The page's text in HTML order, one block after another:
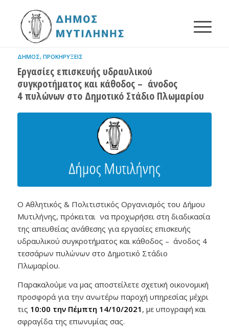
ΔΉΜΟΣ, ΠΡΟΚΗΡΎΞΕΙΣ
Εργασίες επισκευής υδραυλικού
συγκροτήματος και κάθοδος – άνοδος
4 πυλώνων στο Δημοτικό Στάδιο Πλωμαρίου
Ο Αθλητικός & Πολιτιστικός Οργανισμός του Δήμου
Μυτιλήνης, πρόκειται να προχωρήσει στη διαδικασία
της απευθείας ανάθεσης για εργασίες επισκευής
υδραυλικού συγκροτήματος και κάθοδος – άνοδος 4
τεσσάρων πυλώνων στο Δημοτικό Στάδιο
Πλωμαρίου.
Παρακαλούμε να μας αποστείλετε σχετική οικονομική
προσφορά για την ανωτέρω παροχή υπηρεσίας μέχρι
τις 10:00 την Πέμπτη 14/10/2021 , με υπογραφή και
σφραγίδα της επωνυμίας σας.